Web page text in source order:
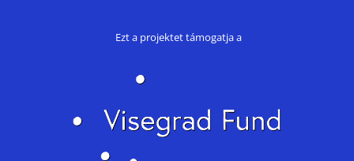
Ezt a projektet támogatja a